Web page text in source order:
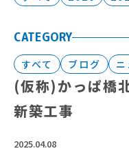
CATEGORY
すべて ブログ
(仮称)かっぱ橋
新築工事
2025.04.08